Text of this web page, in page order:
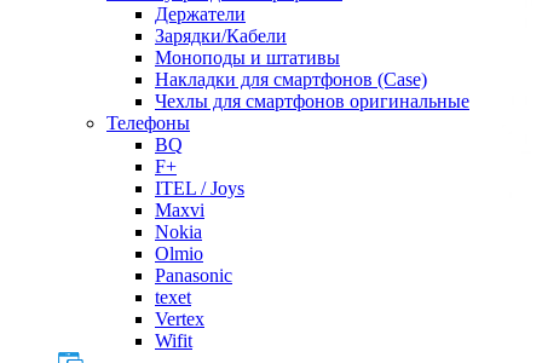
Держатели
Зарядки/Кабели
Моноподы и штативы
Накладки для смартфонов (Case)
Чехлы для смартфонов оригинальные
Телефоны
BQ
F+
ITEL / Joys
Maxvi
Nokia
Olmio
Panasonic
texet
Vertex
Wifit